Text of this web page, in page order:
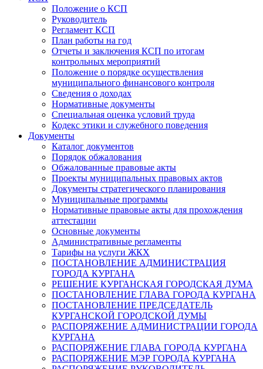
Положение о КСП
Руководитель
Регламент КСП
План работы на год
Отчеты и заключения КСП по итогам
контрольных мероприятий
Положение о порядке осуществления
муниципального финансового контроля
Сведения о доходах
Нормативные документы
Специальная оценка условий труда
Кодекс этики и служебного поведения
Документы
Каталог документов
Порядок обжалования
Обжалованные правовые акты
Проекты муниципальных правовых актов
Документы стратегического планирования
Муниципальные программы
Нормативные правовые акты для прохождения
аттестации
Основные документы
Административные регламенты
Тарифы на услуги ЖКХ
ПОСТАНОВЛЕНИЕ АДМИНИСТРАЦИЯ
ГОРОДА КУРГАНА
РЕШЕНИЕ КУРГАНСКАЯ ГОРОДСКАЯ ДУМА
ПОСТАНОВЛЕНИЕ ГЛАВА ГОРОДА КУРГАНА
ПОСТАНОВЛЕНИЕ ПРЕДСЕДАТЕЛЬ
КУРГАНСКОЙ ГОРОДСКОЙ ДУМЫ
РАСПОРЯЖЕНИЕ АДМИНИСТРАЦИИ ГОРОДА
КУРГАНА
РАСПОРЯЖЕНИЕ ГЛАВА ГОРОДА КУРГАНА
РАСПОРЯЖЕНИЕ МЭР ГОРОДА КУРГАНА